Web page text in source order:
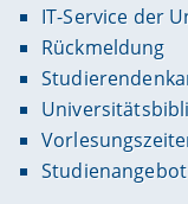
IT-Service der
Rückmeldung
Studienangebot